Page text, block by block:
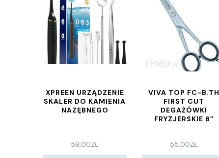
XPREEN URZĄDZENIE
SKALER DO KAMIENIA
NAZĘBNEGO
59,00ZŁ
VIVA TOP FC-B.TH
FIRST CUT
DEGAŻÓWKI
FRYZJERSKIE 6”
55,00ZŁ